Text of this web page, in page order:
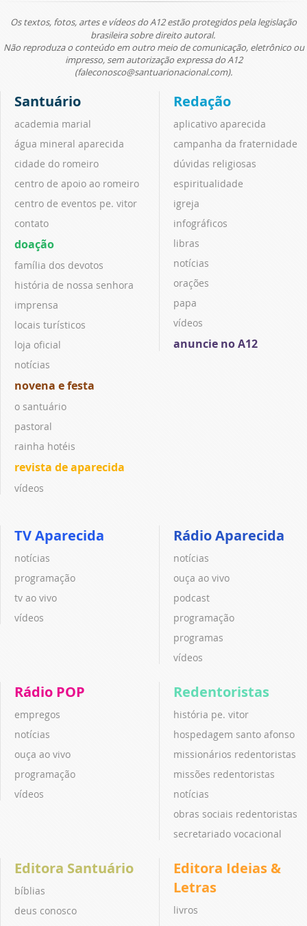
Os textos, fotos, artes e vídeos do A12 estão protegidos pela legislação
brasileira sobre direito autoral.
Não reproduza o conteúdo em outro meio de comunicação, eletrônico ou
impresso, sem autorização expressa do A12
(faleconosco@santuarionacional.com).
Santuário
academia marial
água mineral aparecida
cidade do romeiro
centro de apoio ao romeiro
centro de eventos pe. vitor
contato
doação
família dos devotos
história de nossa senhora
imprensa
locais turísticos
loja oficial
notícias
novena e festa
o santuário
pastoral
rainha hotéis
revista de aparecida
vídeos
Redação
aplicativo aparecida
campanha da fraternidade
dúvidas religiosas
espiritualidade
igreja
infográficos
libras
notícias
orações
papa
vídeos
anuncie no A12
TV Aparecida
notícias
programação
tv ao vivo
vídeos
Rádio Aparecida
notícias
ouça ao vivo
podcast
programação
programas
vídeos
Rádio POP
empregos
notícias
ouça ao vivo
programação
vídeos
Redentoristas
história pe. vitor
hospedagem santo afonso
missionários redentoristas
missões redentoristas
notícias
obras sociais redentoristas
secretariado vocacional
Editora Santuário
bíblias
deus conosco
Editora Ideias &
Letras
livros